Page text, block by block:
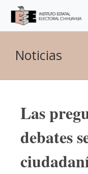
Noticias
Las
debates